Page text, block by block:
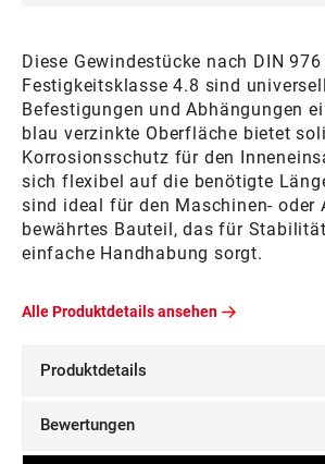
Diese Gewindestücke nach DIN
Festigkeitsklasse 4.8 sind
Befestigungen und Abhängungen
blau verzinkte Oberfläche bietet
Korrosionsschutz für den
sich flexibel auf die benötigte
sind ideal für den Maschinen- oder
bewährtes Bauteil, das für
einfache Handhabung sorgt.
Alle Produktdetails ansehen
Produktdetails
Bewertungen